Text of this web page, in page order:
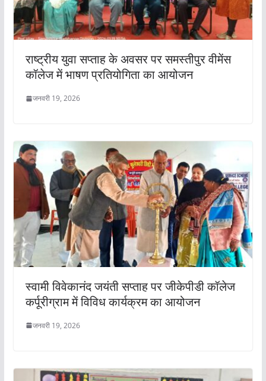
राष्ट्रीय युवा सप्ताह के अवसर पर समस्तीपुर वीमेंस
कॉलेज में भाषण प्रतियोगिता का आयोजन
जनवरी 19, 2026
स्वामी विवेकानंद जयंती सप्ताह पर जीकेपीडी कॉलेज
कर्पूरीग्राम में विविध कार्यक्रम का आयोजन
जनवरी 19, 2026